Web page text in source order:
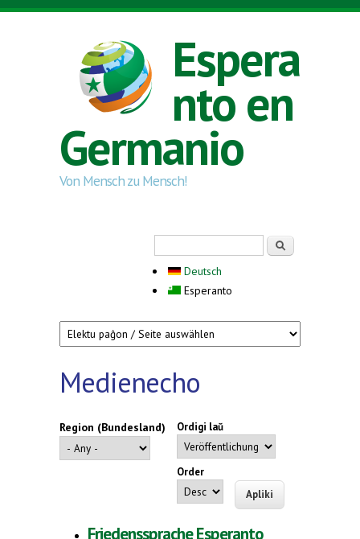
Skip to main content
Espera
nto en
Germanio
Von Mensch zu Mensch!
Deutsch
Esperanto
Medienecho
Region (Bundesland) Ordigi laŭ
Order
Friedenssprache Esperanto